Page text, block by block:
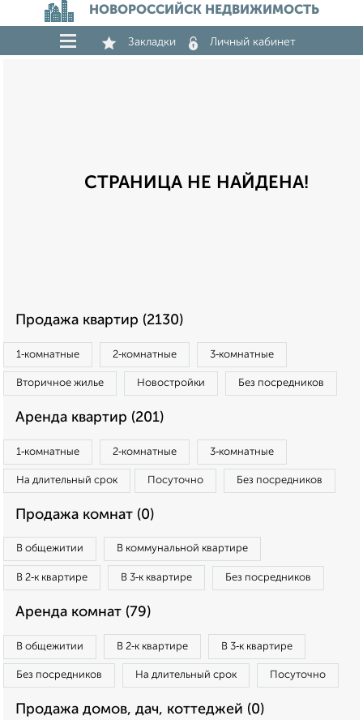
НОВОРОССИЙСК НЕДВИЖИМОСТЬ
Закладки Личный кабинет
СТРАНИЦА НЕ НАЙДЕНА!
Продажа квартир (2130)
1‑комнатные 2‑комнатные 3‑комнатные
Вторичное жилье Новостройки Без посредников
Аренда квартир (201)
1‑комнатные 2‑комнатные 3‑комнатные
На длительный срок Посуточно Без посредников
Продажа комнат (0)
В общежитии В коммунальной квартире
В 2‑к квартире В 3‑к квартире Без посредников
Аренда комнат (79)
В общежитии В 2‑к квартире В 3‑к квартире
Без посредников На длительный срок Посуточно
Продажа домов, дач, коттеджей (0)